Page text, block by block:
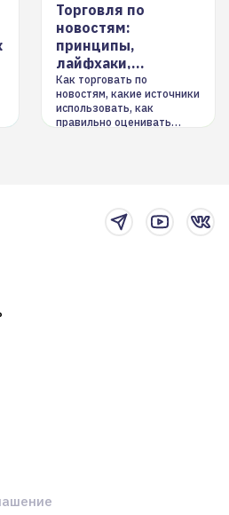
Торговля по
новостям:
принципы,
лайфхаки,
инструменты
Как торговать по
новостям, какие источники
использовать, как
правильно оценивать